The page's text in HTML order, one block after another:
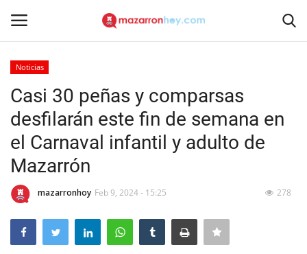
Inicio
Contacto
Noticias
Mazarrón Hoy
Noticias
Casi 30 peñas y comparsas
desfilarán este fin de semana en
el Carnaval infantil y adulto de
Mazarrón
mazarronhoy Feb 9, 2024 - 15:25 278